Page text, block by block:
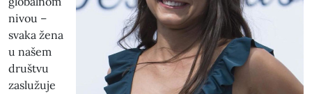
nivou –
svaka žena
u našem
društvu
zaslužuje